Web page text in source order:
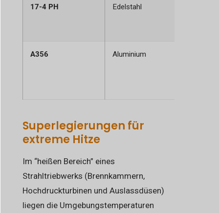
17-4 PH Edelstahl
A356 Aluminium
Superlegierungen für
extreme Hitze
Im “heißen Bereich” eines
Strahltriebwerks (Brennkammern,
Hochdruckturbinen und Auslassdüsen)
liegen die Umgebungstemperaturen